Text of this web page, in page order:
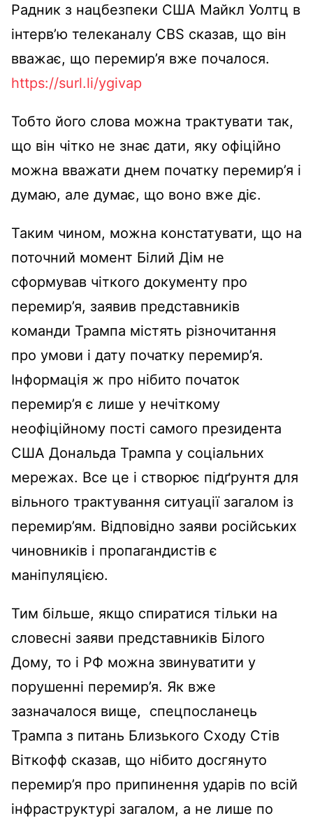
Радник з нацбезпеки США Майкл Уолтц в
інтерв’ю телеканалу СBS сказав, що він
вважає, що перемир’я вже почалося.
https://surl.li/ygivap
Тобто його слова можна трактувати так,
що він чітко не знає дати, яку офіційно
можна вважати днем початку перемир’я і
думаю, але думає, що воно вже діє.
Таким чином, можна констатувати, що на
поточний момент Білий Дім не
сформував чіткого документу про
перемир’я, заявив представників
команди Трампа містять різночитання
про умови і дату початку перемир’я.
Інформація ж про нібито початок
перемир’я є лише у нечіткому
неофіційному пості самого президента
США Дональда Трампа у соціальних
мережах. Все це і створює підґрунтя для
вільного трактування ситуації загалом із
перемир’ям. Відповідно заяви російських
чиновників і пропагандистів є
маніпуляцією.
Тим більше, якщо спиратися тільки на
словесні заяви представників Білого
Дому, то і РФ можна звинуватити у
порушенні перемир’я. Як вже
зазначалося вище, спецпосланець
Трампа з питань Близького Сходу Стів
Віткофф сказав, що нібито досгянуто
перемир’я про припинення ударів по всій
інфраструктурі загалом, а не лише по